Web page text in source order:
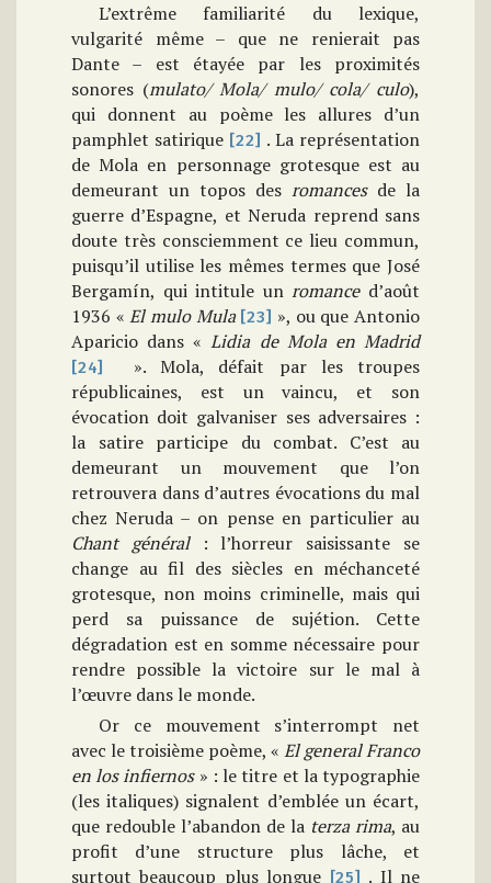
L’extrême familiarité du lexique,
vulgarité même – que ne renierait pas
Dante – est étayée par les proximités
sonores (mulato/ Mola/ mulo/ cola/ culo),
qui donnent au poème les allures d’un
pamphlet satirique [22] . La représentation
de Mola en personnage grotesque est au
demeurant un topos des romancesde la
guerre d’Espagne, et Neruda reprend sans
doute très consciemment ce lieu commun,
puisqu’il utilise les mêmes termes que José
Bergamín, qui intitule unromanced’août
1936 «El muloMula [23] », ou que Antonio
Aparicio dans «Lidia de Mola enMadrid
[24]
». Mola, défait par les troupes
républicaines, est un vaincu, et son
évocation doit galvaniser ses adversaires :
la satire participe du combat. C’est au
demeurant un mouvement que l’on
retrouvera dans d’autres évocations du mal
chez Neruda – on pense en particulier au
Chant général : l’horreur saisissante se
change au fil des siècles en méchanceté
grotesque, non moins criminelle, mais qui
perd sa puissance de sujétion. Cette
dégradation est en somme nécessaire pour
rendre possible la victoire sur le mal à
l’œuvre dans le monde.
Or ce mouvement s’interrompt net
avec le troisième poème, « El general Franco
en los infiernos» : le titre et la typographie
(les italiques) signalent d’emblée un écart,
que redouble l’abandon de la terza rima, au
profit d’une structure plus lâche, et
surtout beaucoup plus longue
[25]
. Il ne